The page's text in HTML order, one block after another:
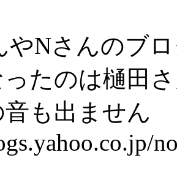
Nさんのブロ
たのは樋田
も出ません